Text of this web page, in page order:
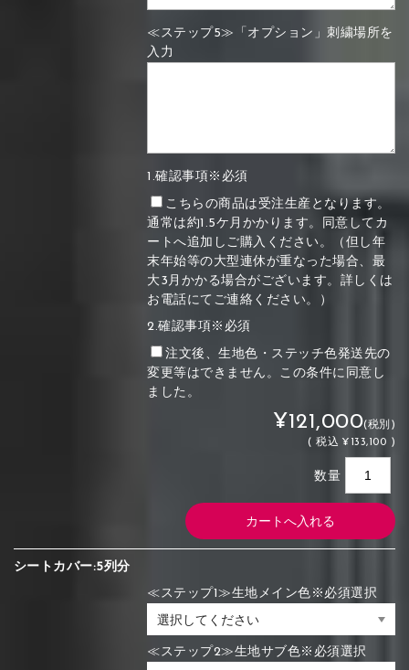
≪ステップ5≫「オプション」刺繍場所を
入力
1.確認事項※必須
こちらの商品は受注生産となります。
通常は約1.5ケ月かかります。同意してカ
ートへ追加しご購入ください。（但し年
末年始等の大型連休が重なった場合、最
大3月かかる場合がございます。詳しくは
お電話にてご連絡ください。）
2.確認事項※必須
注文後、生地色・ステッチ色発送先の
変更等はできません。この条件に同意し
ました。
¥121,000(税別)
(税込 ¥133,100 )
数量
シートカバー:5列分
≪ステップ1≫生地メイン色※必須選択
≪ステップ2≫生地サブ色※必須選択